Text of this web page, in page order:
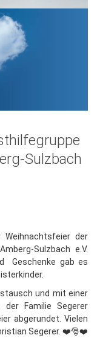
Sulzbach
der
Sulzbach e.V.
Geschenke gab es
und mit einer
der Familie Segerer
abgerundet. Vielen
Segerer. ❤️🎅❤️